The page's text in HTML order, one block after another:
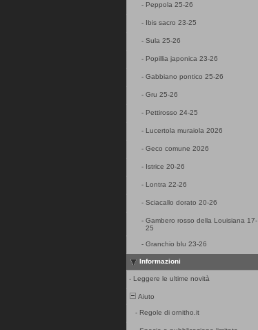
- Peppola 25-26
- Ibis sacro 23-25
- Sula 25-26
- Popillia japonica 23-26
- Gabbiano pontico 25-26
- Gru 25-26
- Pettirosso 24-25
- Lucertola muraiola 2026
- Geco comune 2026
- Istrice 20-26
- Lontra 22-26
- Sciacallo dorato 20-26
- Gambero rosso della Louisiana 17-
25
- Granchio blu 23-26
Informazioni
- Leggere le ultime novità
Aiuto
- Regole di ornitho.it